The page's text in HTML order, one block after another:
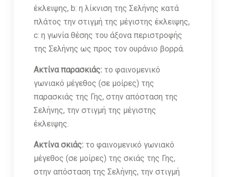
έκλειψης, b: η λίκνιση της Σελήνης κατά
πλάτος την στιγμή της μέγιστης έκλειψης,
c: η γωνία θέσης του άξονα περιστροφής
της Σελήνης ως προς τον ουράνιο βορρά.
Ακτίνα παρασκιάς:το φαινομενικό
γωνιακό μέγεθος (σε μοίρες) της
παρασκιάς της Γης, στην απόσταση της
Σελήνης, την στιγμή της μέγιστης
έκλειψης.
Ακτίνα σκιάς: το φαινομενικό γωνιακό
μέγεθος (σε μοίρες) της σκιάς της Γης,
στην απόσταση της Σελήνης, την στιγμή